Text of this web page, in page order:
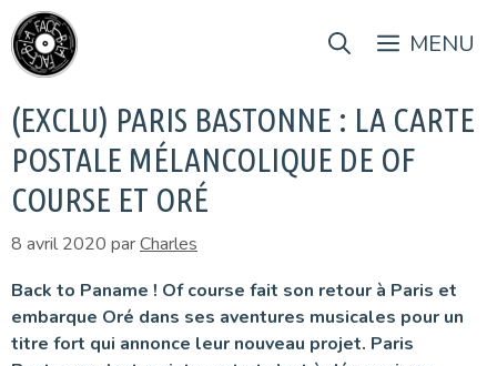
Aller
au
contenu
MENU
(EXCLU) PARIS BASTONNE : LA CARTE
POSTALE MÉLANCOLIQUE DE OF
COURSE ET ORÉ
8 avril 2020 parCharles
Back to Paname ! Of course fait son retour à Paris et
embarque Oré dans ses aventures musicales pour un
titre fort qui annonce leur nouveau projet. Paris